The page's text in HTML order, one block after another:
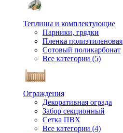
Теплицы и комплектующие
Парники, грядки
Пленка полиэтиленовая
Сотовый поликарбонат
Все категории (5)
Ограждения
Декоративная ограда
Забор секционный
Сетка ПВХ
Все категории (4)